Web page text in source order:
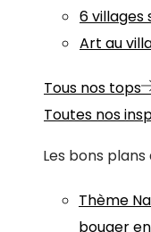
6 villages
Art au
Tous nos tops
Toutes nos
Les bons plans
Thème
bouger